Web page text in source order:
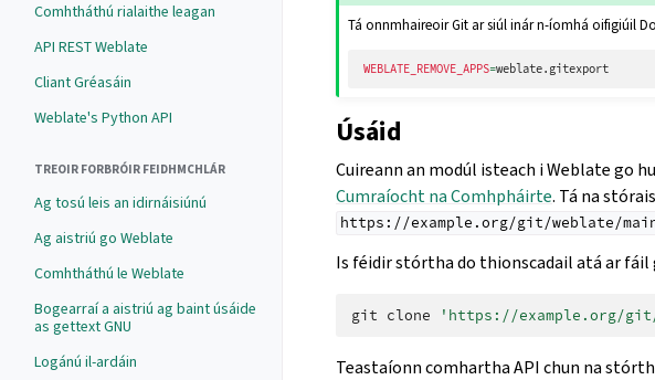
Comhtháthú rialaithe leagan
API REST Weblate
Cliant Gréasáin
Weblate's Python API
TREOIR FORBRÓIR FEIDHMCHLÁR
Ag tosú leis an idirnáisiúnú
Ag aistriú go Weblate
Comhtháthú le Weblate
Bogearraí a aistriú ag baint úsáide
as gettext GNU
Logánú il-ardáin
Tá onnmhaireoir Git ar siúl inár n-íomhá oifigiúil
WEBLATE_REMOVE_APPS=
Úsáid
Cuireann an modúl isteach i Weblate go
Cumraíocht na Comhpháirte. Tá na
https://example.org/git/weblate/
Is féidir stórtha do thionscadail atá ar
git clone 'https://example.org/
Teastaíonn comhartha API chun na